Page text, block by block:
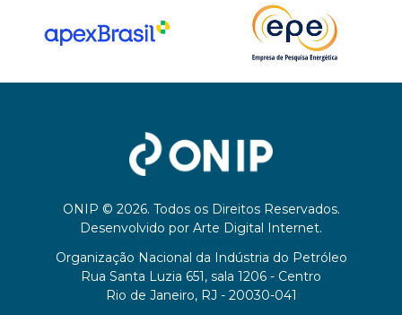
ONIP © 2026. Todos os Direitos Reservados.
Desenvolvido por Arte Digital Internet.
Organização Nacional da Indústria do Petróleo
Rua Santa Luzia 651, sala 1206 - Centro
Rio de Janeiro, RJ - 20030-041